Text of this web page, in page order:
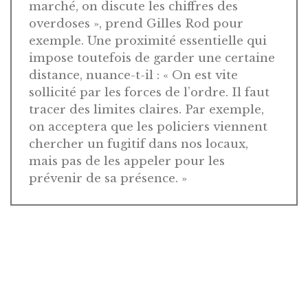
marché, on discute les chiffres des
overdoses », prend Gilles Rod pour
exemple. Une proximité essentielle qui
impose toutefois de garder une certaine
distance, nuance-t-il : « On est vite
sollicité par les forces de l’ordre. Il faut
tracer des limites claires. Par exemple,
on acceptera que les policiers viennent
chercher un fugitif dans nos locaux,
mais pas de les appeler pour les
prévenir de sa présence. »